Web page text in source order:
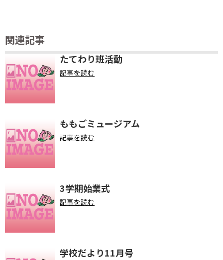
関連記事
たてわり班活動
記事を読む
ももごミュージアム
記事を読む
3学期始業式
記事を読む
学校だより11月号